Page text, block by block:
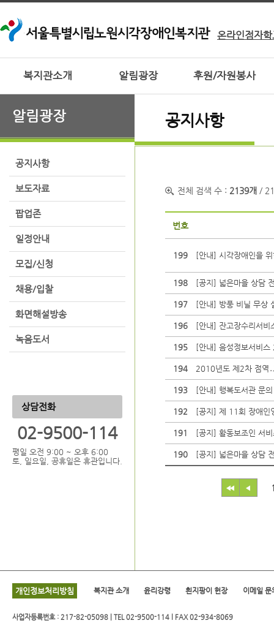
온라인점자
복지관소개 알림광장 후원/자원봉사
알림광장
공지사항
보도자료
팝업존
일정안내
모집/신청
채용/입찰
화면해설방송
녹음도서
상담전화
02-9500-114
평일 오전 9:00 ~ 오후 6:00
토, 일요일, 공휴일은 휴관입니다.
공지사항
전체 검색 수 : 2139개 /
번호
199 [안내] 시각장애인을
198 [공지] 넓은마을 상담
197 [안내] 방풍 비닐 무상
196 [안내] 잔고장수리서비
195 [안내] 음성정보서비
194 2010년도 제2차 점역
193 [안내] 행복도서관 문
192 [공지] 제 11회 장애
191 [공지] 활동보조인 서
190 [공지] 넓은마을 상담
개인정보처리방침 복지관 소개 윤리강령 흰지팡이 헌장 이메일 문
사업자등록번호 : 217-82-05098 | TEL 02-9500-114 l FAX 02-934-8069